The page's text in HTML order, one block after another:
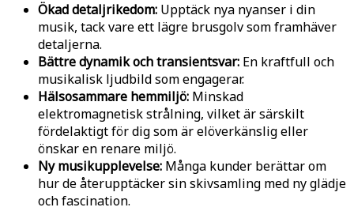
Ökad detaljrikedom: Upptäck nya nyanser i din
musik, tack vare ett lägre brusgolv som framhäver
detaljerna.
Bättre dynamik och transientsvar: En kraftfull och
musikalisk ljudbild som engagerar.
Hälsosammare hemmiljö: Minskad
elektromagnetisk strålning, vilket är särskilt
fördelaktigt för dig som är elöverkänslig eller
önskar en renare miljö.
Ny musikupplevelse: Många kunder berättar om
hur de återupptäcker sin skivsamling med ny glädje
och fascination.